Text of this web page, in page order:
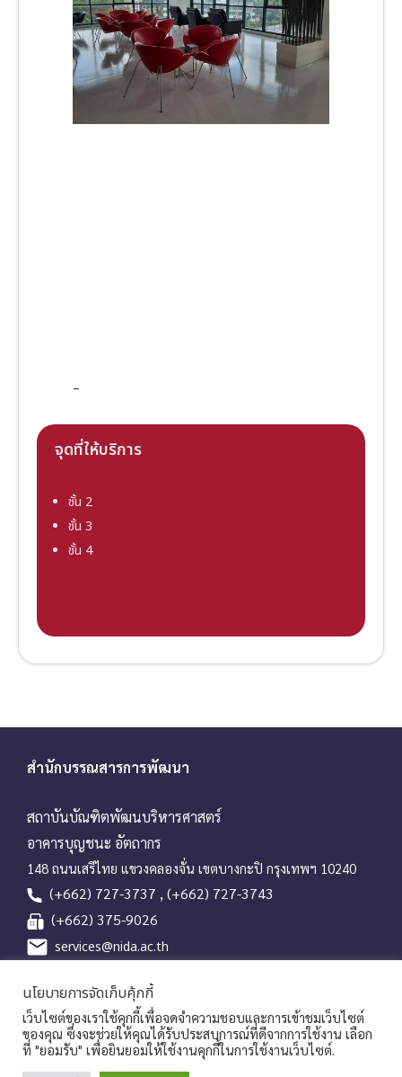
–
จุดที่ให้บริการ
ชั้น 2
ชั้น 3
ชั้น 4
สำนักบรรณสารการพัฒนา
สถาบันบัณฑิตพัฒนบริหารศาสตร์
อาคารบุญชนะ อัตถากร
148 ถนนเสรีไทย แขวงคลองจั่น เขตบางกะปิ กรุงเทพฯ 10240
(+662) 727-3737 , (+662) 727-3743
(+662) 375-9026
services@nida.ac.th
Line OA
นโยบายการจัดเก็บคุ้กกี้
เว็บไซต์ของเราใช้คุกกี้เพื่อจดจำความชอบและการเข้าชมเว็บไซต์
ของคุณ ซึ่งจะช่วยให้คุณได้รับประสบการณ์ที่ดีจากการใช้งาน เลือก
ที่ "ยอมรับ" เพื่อยินยอมให้ใช้งานคุกกี้ในการใช้งานเว็บไซต์.